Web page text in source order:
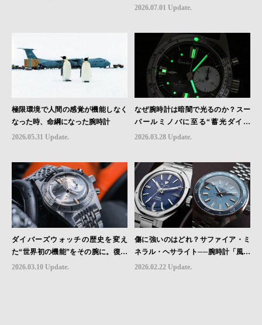
2026.07.01 Update.
極限環境で人間の感覚が機能しなく
なった時、命綱になった腕時計
2026.05.31 Update.
なぜ腕時計は暗闇で光るのか？スー
パールミノバに至る“蓄光ダイヤ
ル”の進化と物語
2026.03.28 Update.
ダイバーズウォッチの歴史を変え
た“世界初の機能”をその腕に。復活
を遂げたAquastarの革新｜HMS Bra
2026.03.10 Update.
傷に強いのはどれ？サファイア・ミ
ネラル・ヘサライト──腕時計「風防
素材」の本当の違い
2026.02.22 Update.